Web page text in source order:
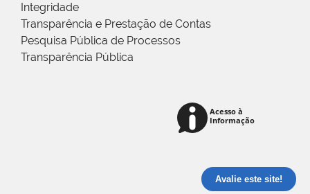
Integridade
Transparência e Prestação de Contas
Pesquisa Pública de Processos
Transparência Pública
Avalie este site!